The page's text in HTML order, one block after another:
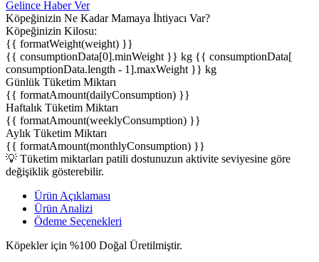
Gelince Haber Ver
Köpeğinizin Ne Kadar Mamaya İhtiyacı Var?
Köpeğinizin Kilosu:
{{ formatWeight(weight) }}
{{ consumptionData[0].minWeight }} kg {{ consumptionData[
consumptionData.length - 1].maxWeight }} kg
Günlük Tüketim Miktarı
{{ formatAmount(dailyConsumption) }}
Haftalık Tüketim Miktarı
{{ formatAmount(weeklyConsumption) }}
Aylık Tüketim Miktarı
{{ formatAmount(monthlyConsumption) }}
💡 Tüketim miktarları patili dostunuzun aktivite seviyesine göre
değişiklik gösterebilir.
Ürün Açıklaması
Ürün Analizi
Ödeme Seçenekleri
Köpekler için %100 Doğal Üretilmiştir.